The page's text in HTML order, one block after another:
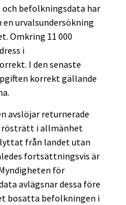
befolkningsdata har
urvalsundersökning
Omkring 11 000
i
I den senaste
korrekt gällande
avslöjar returnerade
rösträtt i allmänhet
från landet utan
fortsättningsvis är
för
avlägsnar dessa före
bosatta befolkningen i